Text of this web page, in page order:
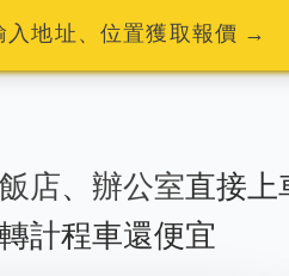
入地址、位置獲取報價 →
飯店、 辦公室直接上
計程車還便宜